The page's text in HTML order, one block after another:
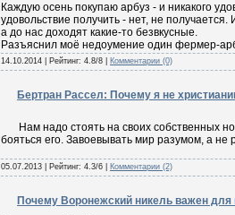
Каждую осень покупаю арбуз - и никакого
удовольствие получить - нет, не
а до нас доходят какие-то безвкусные.
Разъяснил моё недоумение один фермер-
14.10.2014 | Рейтинг: 4.8/8 | Комментарии (0)
Бертран Рассел: Почему я не
Нам надо стоять на своих собственных
бояться его. Завоевывать мир разумом, а
05.07.2013 | Рейтинг: 4.3/6 | Комментарии (2)
Почему Воронежский никель важен для